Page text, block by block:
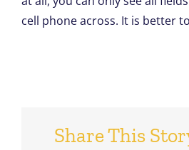
cell phone across. It is better
Share This